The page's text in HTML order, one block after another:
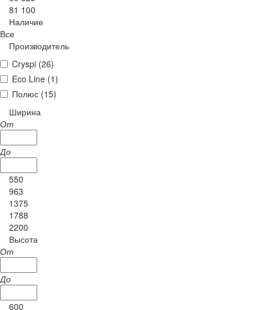
81 100
Наличие
Все
Производитель
Cryspi (26)
Eco Line (1)
Полюс (15)
Ширина
От
До
550
963
1375
1788
2200
Высота
От
До
600